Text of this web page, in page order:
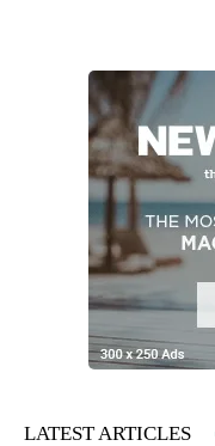
LATEST ARTICLES